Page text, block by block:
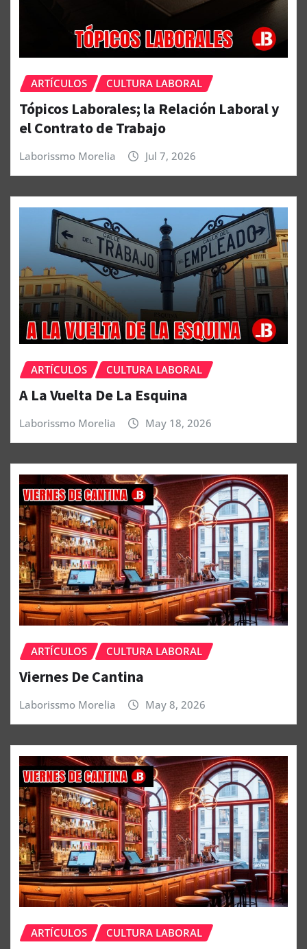
ARTÍCULOS CULTURA LABORAL
Tópicos Laborales; la Relación Laboral y
el Contrato de Trabajo
Laborissmo Morelia Jul 7, 2026
ARTÍCULOS CULTURA LABORAL
A La Vuelta De La Esquina
Laborissmo Morelia May 18, 2026
ARTÍCULOS CULTURA LABORAL
Viernes De Cantina
Laborissmo Morelia May 8, 2026
ARTÍCULOS CULTURA LABORAL